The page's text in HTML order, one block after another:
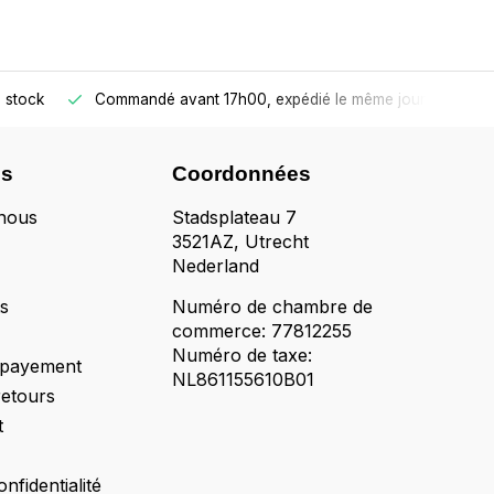
stock Commandé avant 17h00, expédié le même jour
Coordonnées
Stadsplateau 7
3521AZ, Utrecht
Nederland
Numéro de chambre de
commerce: 77812255
Numéro de taxe:
NL861155610B01